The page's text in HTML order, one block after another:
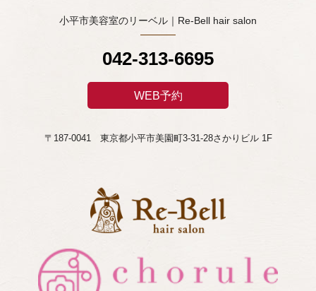
小平市美容室のリーベル｜Re-Bell hair salon
042-313-6695
WEB予約
〒187-0041 東京都小平市美園町3-31-28さかりビル 1F